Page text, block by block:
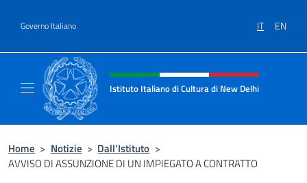
Governo Italiano IT EN
Intestazione sito, social e menù
Istituto Italiano di Cultura di New Delhi
Home > Notizie > Dall’Istituto >
AVVISO DI ASSUNZIONE DI UN IMPIEGATO A CONTRATTO